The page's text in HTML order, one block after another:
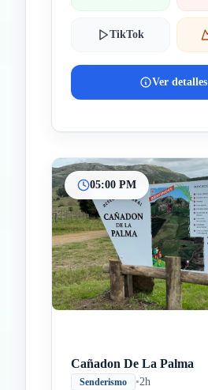
TikTok
Ver detalles
05:00 PM
Cañadon De La Palma
Senderismo •2h